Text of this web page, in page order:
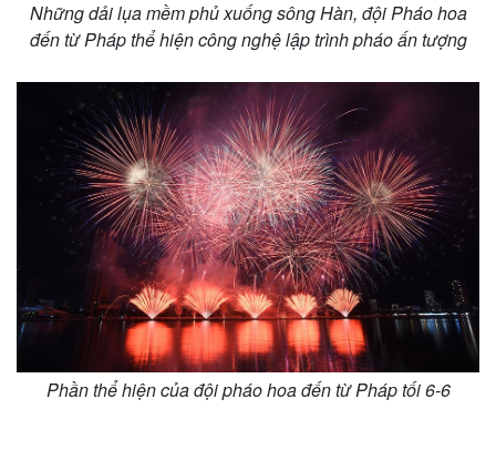
Những dải lụa mềm phủ xuống sông Hàn, đội Pháo hoa
đến từ Pháp thể hiện công nghệ lập trình pháo ấn tượng
Phần thể hiện của đội pháo hoa đến từ Pháp tối 6-6